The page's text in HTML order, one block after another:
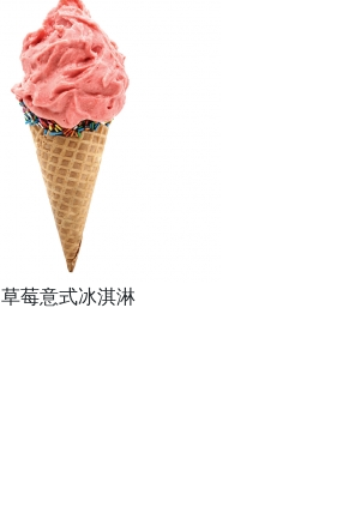
草莓意式冰淇淋